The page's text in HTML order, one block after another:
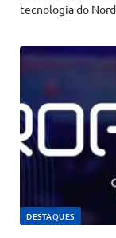
tecnologia do
DESTAQUES